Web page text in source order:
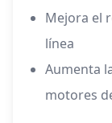
Mejora el
línea
Aumenta
motores